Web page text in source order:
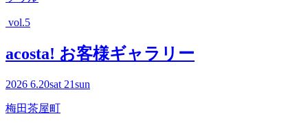
vol.5
acosta! お客様ギャラリー
2026 6.20sat 21sun
梅田茶屋町